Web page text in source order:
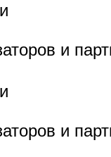
и
и